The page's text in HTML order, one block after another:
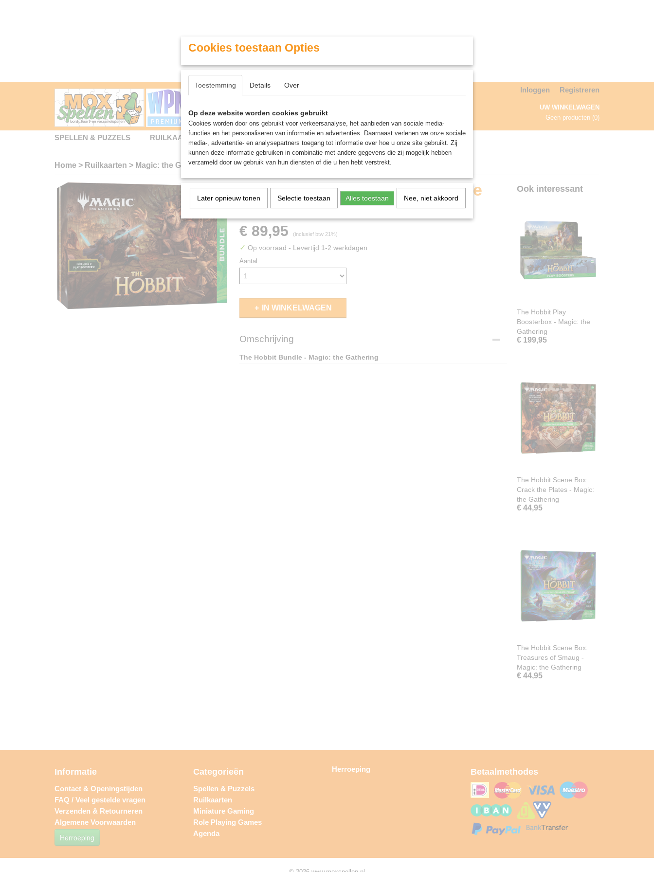
Contact & Openingstijden Inloggen Registreren
UW WINKELWAGEN
Geen producten (0)
SPELLEN & PUZZELS RUILKAARTEN MINIATURE GAMING ROLE PLAYING GAMES AGENDA
Home > Ruilkaarten > Magic: the Gathering>The Hobbit Bundle - Magic: the Gathering
The Hobbit Bundle - Magic: the
Gathering
€ 89,95 (inclusief btw 21%)
✓ Op voorraad - Levertijd 1-2 werkdagen
Aantal
IN WINKELWAGEN
Omschrijving
The Hobbit Bundle - Magic: the Gathering
Ook interessant
The Hobbit Play
Boosterbox - Magic: the
Gathering
€ 199,95
The Hobbit Scene Box:
Crack the Plates - Magic:
the Gathering
€ 44,95
The Hobbit Scene Box:
Treasures of Smaug -
Magic: the Gathering
€ 44,95
Informatie
Contact & Openingstijden
FAQ / Veel gestelde vragen
Verzenden & Retourneren
Algemene Voorwaarden
Herroeping
Categorieën
Spellen & Puzzels
Ruilkaarten
Miniature Gaming
Role Playing Games
Agenda
Herroeping Betaalmethodes
Cookies toestaan Opties
Toestemming Details Over
Op deze website worden cookies gebruikt
Cookies worden door ons gebruikt voor verkeersanalyse, het aanbieden van sociale media-
functies en het personaliseren van informatie en advertenties. Daarnaast verlenen we onze sociale
media-, advertentie- en analysepartners toegang tot informatie over hoe u onze site gebruikt. Zij
kunnen deze informatie gebruiken in combinatie met andere gegevens die zij mogelijk hebben
verzameld door uw gebruik van hun diensten of die u hen hebt verstrekt.
Later opnieuw tonen Selectie toestaan Alles toestaan Nee, niet akkoord